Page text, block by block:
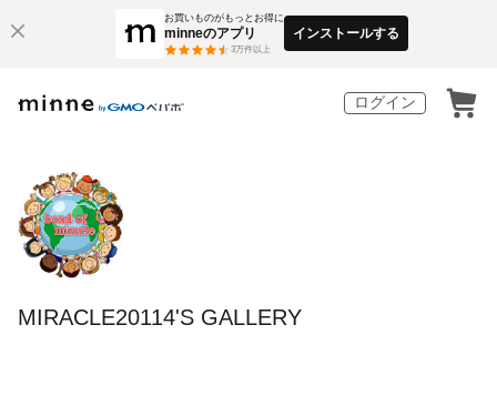
お買いものがもっとお得に
minneのアプリ
3万件以上
インストールする
ログイン
MIRACLE20114'S GALLERY